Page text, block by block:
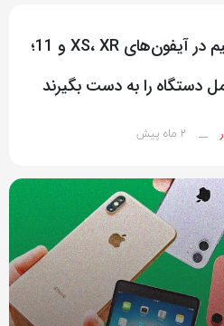
آسیب‌پذیری غیرقابل ترمیم در آیفون‌های XS، XR و 11؛
دستگاه را به دست بگیرند
__ 2 ماه پیش